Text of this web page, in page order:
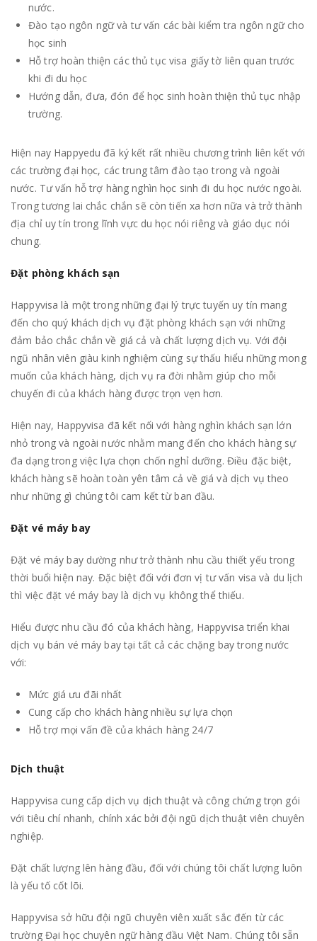
nước.
Đào tạo ngôn ngữ và tư vấn các bài kiểm tra ngôn ngữ cho
học sinh
Hỗ trợ hoàn thiện các thủ tục visa giấy tờ liên quan trước
khi đi du học
Hướng dẫn, đưa, đón để học sinh hoàn thiện thủ tục nhập
trường.
Hiện nay Happyedu đã ký kết rất nhiều chương trình liên kết với
các trường đại học, các trung tâm đào tạo trong và ngoài
nước. Tư vấn hỗ trợ hàng nghìn học sinh đi du học nước ngoài.
Trong tương lai chắc chắn sẽ còn tiến xa hơn nữa và trở thành
địa chỉ uy tín trong lĩnh vực du học nói riêng và giáo dục nói
chung.
Đặt phòng khách sạn
Happyvisa là một trong những đại lý trực tuyến uy tín mang
đến cho quý khách dịch vụ đặt phòng khách sạn với những
đảm bảo chắc chắn về giá cả và chất lượng dịch vụ. Với đội
ngũ nhân viên giàu kinh nghiệm cùng sự thấu hiểu những mong
muốn của khách hàng, dịch vụ ra đời nhằm giúp cho mỗi
chuyến đi của khách hàng được trọn vẹn hơn.
Hiện nay, Happyvisa đã kết nối với hàng nghìn khách sạn lớn
nhỏ trong và ngoài nước nhằm mang đến cho khách hàng sự
đa dạng trong việc lựa chọn chốn nghỉ dưỡng. Điều đặc biệt,
khách hàng sẽ hoàn toàn yên tâm cả về giá và dịch vụ theo
như những gì chúng tôi cam kết từ ban đầu.
Đặt vé máy bay
Đặt vé máy bay dường như trở thành nhu cầu thiết yếu trong
thời buổi hiện nay. Đặc biệt đối với đơn vị tư vấn visa và du lịch
thì việc đặt vé máy bay là dịch vụ không thể thiếu.
Hiểu được nhu cầu đó của khách hàng, Happyvisa triển khai
dịch vụ bán vé máy bay tại tất cả các chặng bay trong nước
với:
Mức giá ưu đãi nhất
Cung cấp cho khách hàng nhiều sự lựa chọn
Hỗ trợ mọi vấn đề của khách hàng 24/7
Dịch thuật
Happyvisa cung cấp dịch vụ dịch thuật và công chứng trọn gói
với tiêu chí nhanh, chính xác bởi đội ngũ dịch thuật viên chuyên
nghiệp.
Đặt chất lượng lên hàng đầu, đối với chúng tôi chất lượng luôn
là yếu tố cốt lõi.
Happyvisa sở hữu đội ngũ chuyên viên xuất sắc đến từ các
trường Đại học chuyên ngữ hàng đầu Việt Nam. Chúng tôi sẵn